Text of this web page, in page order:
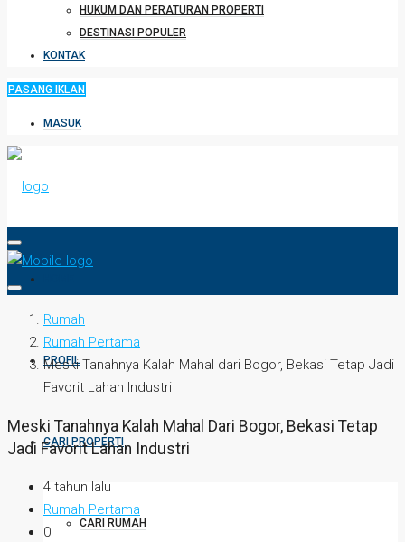
HUKUM DAN PERATURAN PROPERTI
DESTINASI POPULER
KONTAK
PASANG IKLAN
MASUK
PROFIL
CARI PROPERTI
CARI RUMAH
Rumah
Rumah Pertama
Meski Tanahnya Kalah Mahal dari Bogor, Bekasi Tetap Jadi
Favorit Lahan Industri
Meski Tanahnya Kalah Mahal Dari Bogor, Bekasi Tetap
Jadi Favorit Lahan Industri
4 tahun lalu
Rumah Pertama
0